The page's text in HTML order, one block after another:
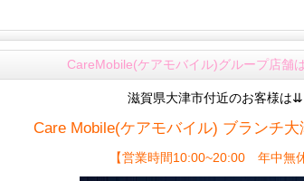
CareMobile(ケアモバイル)グループ店舗
滋賀県大津市付近のお客様は⇊
Care Mobile(ケアモバイル) ブランチ大
【営業時間10:00~20:00 年中無休